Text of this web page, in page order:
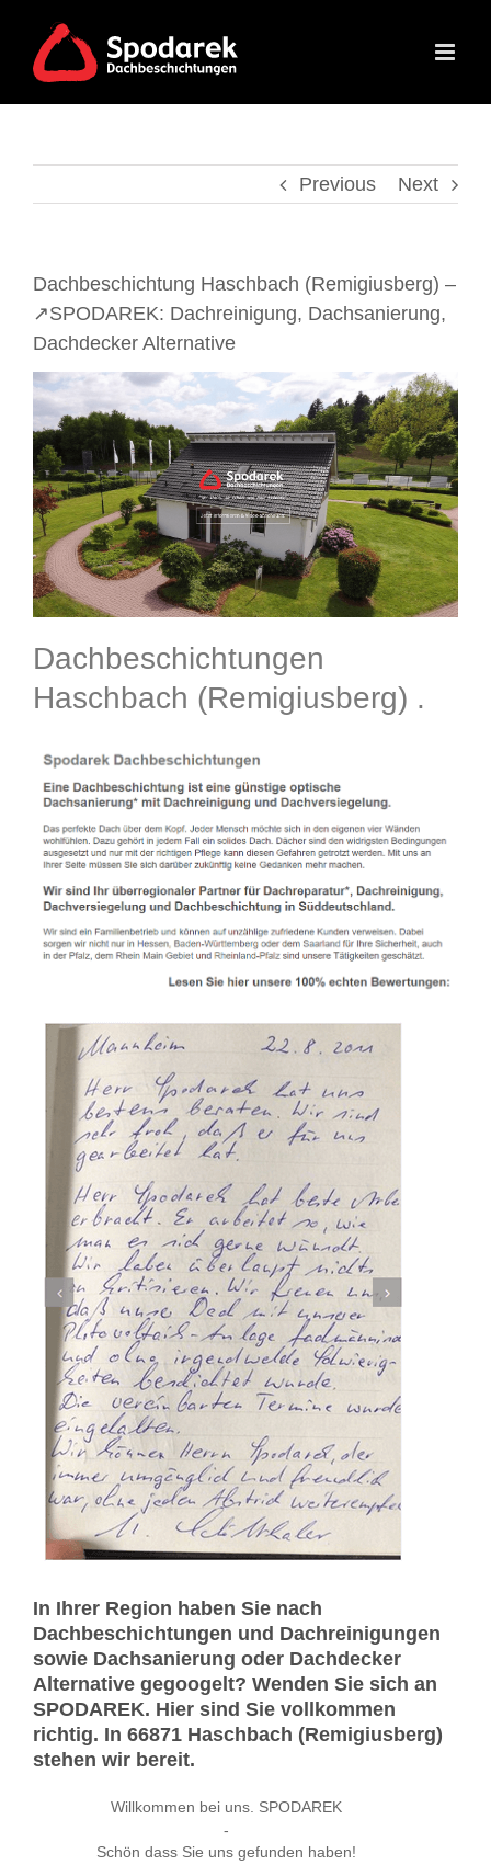
content
Previous Next
Dachbeschichtung Haschbach (Remigiusberg) –
↗️SPODAREK: Dachreinigung, Dachsanierung,
Dachdecker Alternative
Dachbeschichtungen
Haschbach (Remigiusberg) .
In Ihrer Region haben Sie nach
Dachbeschichtungen und Dachreinigungen
sowie Dachsanierung oder Dachdecker
Alternative gegoogelt? Wenden Sie sich an
SPODAREK. Hier sind Sie vollkommen
richtig. In 66871 Haschbach (Remigiusberg)
stehen wir bereit.
Willkommen bei uns. SPODAREK
-
Schön dass Sie uns gefunden haben!